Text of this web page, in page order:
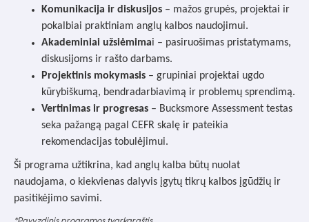
Komunikacija ir diskusijos – mažos grupės, projektai ir
pokalbiai praktiniam anglų kalbos naudojimui.
Akademiniai užsiėmimai – pasiruošimas pristatymams,
diskusijoms ir rašto darbams.
Projektinis mokymasis – grupiniai projektai ugdo
kūrybiškumą, bendradarbiavimą ir problemų sprendimą.
Vertinimas ir progresas – Bucksmore Assessment testas
seka pažangą pagal CEFR skalę ir pateikia
rekomendacijas tobulėjimui.
Ši programa užtikrina, kad anglų kalba būtų nuolat
naudojama, o kiekvienas dalyvis įgytų tikrų kalbos įgūdžių ir
pasitikėjimo savimi.